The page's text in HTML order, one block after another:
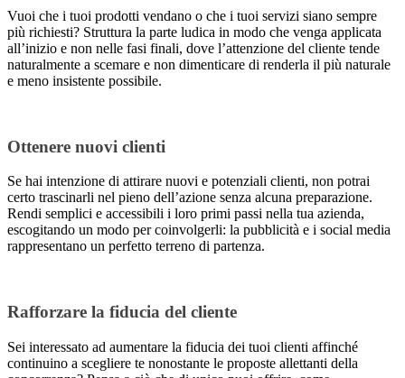
Vuoi che i tuoi prodotti vendano o che i tuoi servizi siano sempre
più richiesti? Struttura la parte ludica in modo che venga applicata
all’inizio e non nelle fasi finali, dove l’attenzione del cliente tende
naturalmente a scemare e non dimenticare di renderla il più naturale
e meno insistente possibile.
Ottenere nuovi clienti
Se hai intenzione di attirare nuovi e potenziali clienti, non potrai
certo trascinarli nel pieno dell’azione senza alcuna preparazione.
Rendi semplici e accessibili i loro primi passi nella tua azienda,
escogitando un modo per coinvolgerli: la pubblicità e i social media
rappresentano un perfetto terreno di partenza.
Rafforzare la fiducia del cliente
Sei interessato ad aumentare la fiducia dei tuoi clienti affinché
continuino a scegliere te nonostante le proposte allettanti della